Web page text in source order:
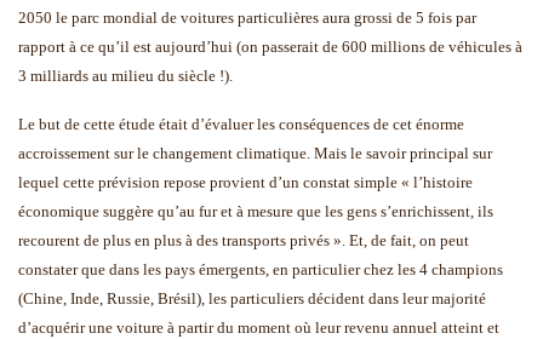
2050 le parc mondial de voitures particulières aura grossi de 5 fois par
rapport à ce qu’il est aujourd’hui (on passerait de 600 millions de véhicules à
3 milliards au milieu du siècle !).
Le but de cette étude était d’évaluer les conséquences de cet énorme
accroissement sur le changement climatique. Mais le savoir principal sur
lequel cette prévision repose provient d’un constat simple « l’histoire
économique suggère qu’au fur et à mesure que les gens s’enrichissent, ils
recourent de plus en plus à des transports privés ». Et, de fait, on peut
constater que dans les pays émergents, en particulier chez les 4 champions
(Chine, Inde, Russie, Brésil), les particuliers décident dans leur majorité
d’acquérir une voiture à partir du moment où leur revenu annuel atteint et